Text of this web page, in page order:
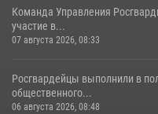
Команда Управления
участие в...
07 августа 2026, 08:33
Росгвардейцы выполнили в
общественного...
06 августа 2026, 08:48